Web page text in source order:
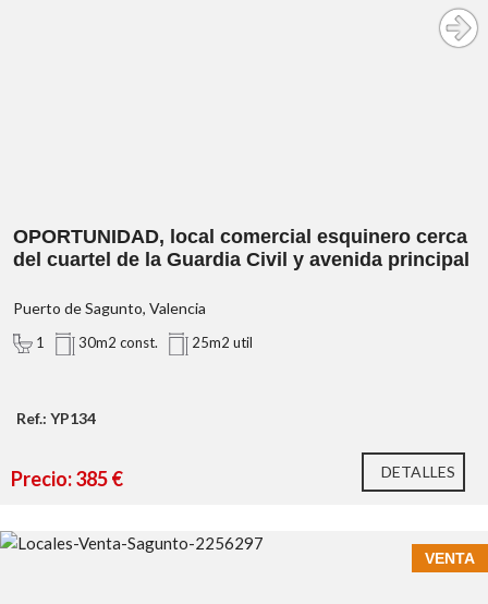
OPORTUNIDAD, local comercial esquinero cerca
del cuartel de la Guardia Civil y avenida principal
Puerto de Sagunto, Valencia
1 30m2 const. 25m2 util
Ref.: YP134
Precio: 385 € DETALLES
VENTA